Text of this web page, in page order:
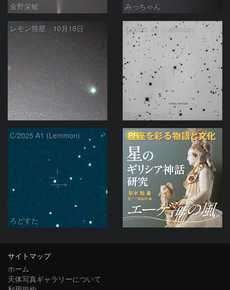
金野栄敏 みっちゃん
レモン彗星 10月18日
みっちゃん
C/2025 A1 (Lemmon)
モンドシャルナ
C/2025 A1 (Lemmon)
ろどすた
PR
サイトマップ
ホーム
天体写真ギャラリーについて